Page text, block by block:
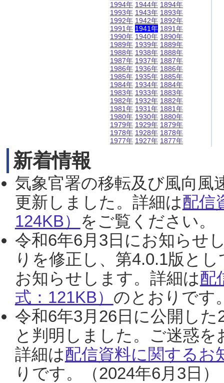
1994年
1993年
1992年
1991年
1990年
1989年
1988年
1987年
1986年
1985年
1984年
1983年
1982年
1981年
1980年
1979年
1978年
1977年
1944年
1943年
1942年
1941年
1940年
1939年
1938年
1937年
1936年
1935年
1934年
1933年
1932年
1931年
1930年
1929年
1928年
1927年
1894年
1893年
1892年
1891年
1890年
1889年
1888年
1887年
1886年
1885年
1884年
1883年
1882年
1881年
1880年
1879年
1878年
1877年
新着情報
気象官署の移転及び風向風
更新しました。詳細は配信
124KB） をご覧ください。
令和6年6月3日にお知らせ
りを修正し、第4.0.1版と
お知らせします。詳細は配
式：121KB） のとおりです
令和6年3月26日に公開し
と判明しました。ご迷惑
詳細は配信資料に関するお
りです。（2024年6月3日）